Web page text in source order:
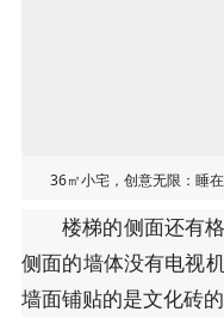
36㎡小宅，创意无限：睡
楼梯的侧面还有
侧面的墙体没有电视
墙面铺贴的是文化砖